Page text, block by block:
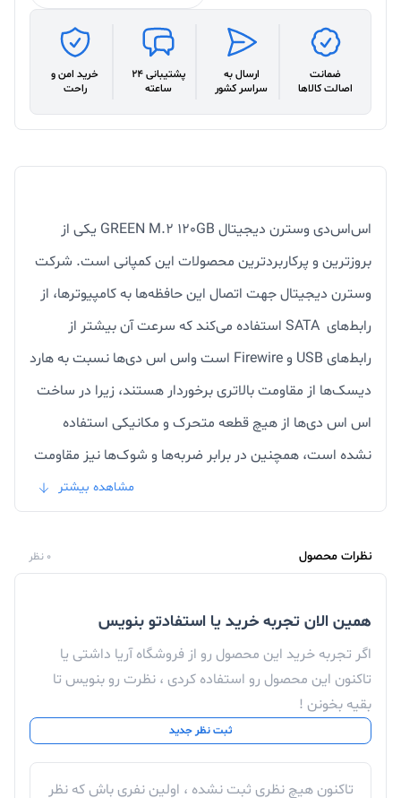
ضمانت
اصالت کالاها
ارسال به
سراسر کشور
پشتیبانی 24
ساعته
خرید امن و
راحت
اس‌اس‌دی وسترن دیجیتال GREEN M.2 120GB یکی از
بروزترین و پرکاربردترین محصولات این کمپانی است. شرکت
وسترن دیجیتال جهت اتصال این حافظه‌ها به کامپیوترها، از
رابط‌های SATA استفاده می‌کند که سرعت آن بیشتر از
رابط‌های USB و Firewire است واس اس دی‌ها نسبت به هارد
دیسک‌ها از مقاومت بالاتری برخوردار هستند، زیرا در ساخت
اس اس دی‌ها از هیچ قطعه متحرک و مکانیکی استفاده
نشده است، همچنین در برابر ضربه‌ها و شوک‌ها نیز مقاومت
نسبتاً خوبی دارند. کاربران می‌توانند این سری از محصولات را
به راحتی نصب و استفاده کنند.
مشاهده بیشتر
نظرات محصول 0 نظر
همین الان تجربه خرید یا استفادتو بنویس
اگر تجربه خرید این محصول رو از فروشگاه آریا داشتی یا
تاکنون این محصول رو استفاده کردی ، نظرت رو بنویس تا
بقیه بخونن !
ثبت نظر جدید
تاکنون هیچ نظری ثبت نشده ، اولین نفری باش که نظر